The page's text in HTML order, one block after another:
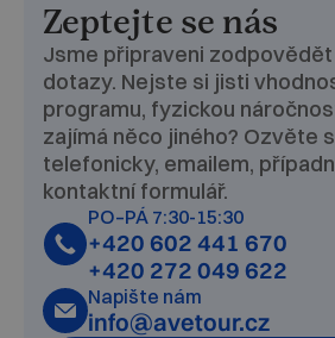
Zeptejte se nás
Jsme připraveni
dotazy. Nejste si jisti
programu, fyzickou
zajímá něco jiného? Ozvěte
telefonicky, emailem,
kontaktní formulář.
PO–PÁ 7:30-15:30
+420 602 441 670
+420 272 049 622
Napište nám
info@avetour.cz